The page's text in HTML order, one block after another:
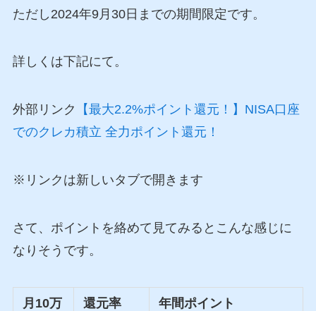
ただし2024年9月30日までの期間限定です。
詳しくは下記にて。
外部リンク
【最大2.2%ポイント還元！】NISA口座
でのクレカ積立 全力ポイント還元！
※リンクは新しいタブで開きます
さて、ポイントを絡めて見てみるとこんな感じに
なりそうです。
月10万
還元率 年間ポイント